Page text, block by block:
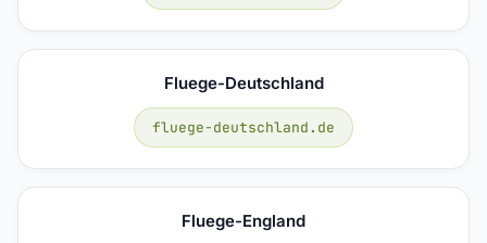
Fluege-Deutschland
fluege-deutschland.de
Fluege-England